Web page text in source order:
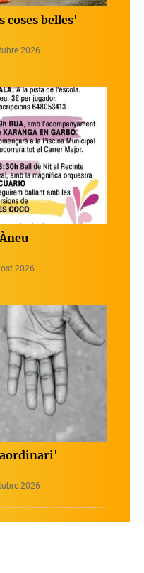
coses belles'
2026
2026
2026